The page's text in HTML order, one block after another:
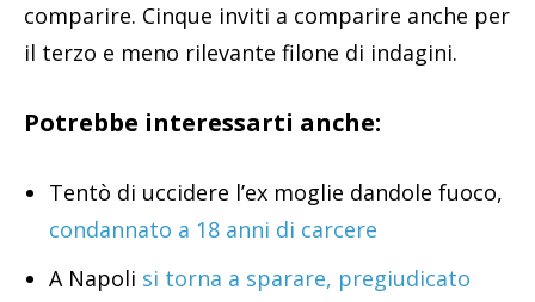
comparire. Cinque inviti a comparire anche per
il terzo e meno rilevante filone di indagini.
Potrebbe interessarti anche:
Tentò di uccidere l’ex moglie dandole fuoco,
condannato a 18 anni di carcere
A Napoli si torna a sparare, pregiudicato